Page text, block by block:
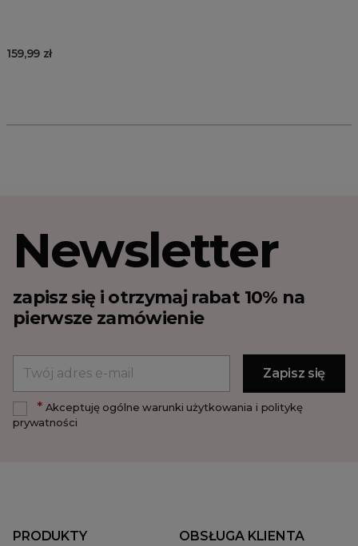
159,99 zł
Newsletter
zapisz się i otrzymaj rabat 10% na
pierwsze zamówienie
*Akceptuję ogólne warunki użytkowania i politykę
prywatności
PRODUKTY OBSŁUGA KLIENTA